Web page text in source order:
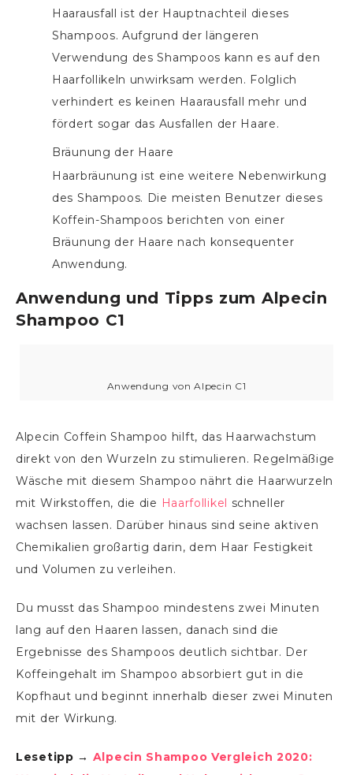
Haarausfall ist der Hauptnachteil dieses
Shampoos. Aufgrund der längeren
Verwendung des Shampoos kann es auf den
Haarfollikeln unwirksam werden. Folglich
verhindert es keinen Haarausfall mehr und
fördert sogar das Ausfallen der Haare.
Bräunung der Haare
Haarbräunung ist eine weitere Nebenwirkung
des Shampoos. Die meisten Benutzer dieses
Koffein-Shampoos berichten von einer
Bräunung der Haare nach konsequenter
Anwendung.
Anwendung und Tipps zum Alpecin
Shampoo C1
Anwendung von Alpecin C1
Alpecin Coffein Shampoo hilft, das Haarwachstum
direkt von den Wurzeln zu stimulieren. Regelmäßige
Wäsche mit diesem Shampoo nährt die Haarwurzeln
mit Wirkstoffen, die die Haarfollikel schneller
wachsen lassen. Darüber hinaus sind seine aktiven
Chemikalien großartig darin, dem Haar Festigkeit
und Volumen zu verleihen.
Du musst das Shampoo mindestens zwei Minuten
lang auf den Haaren lassen, danach sind die
Ergebnisse des Shampoos deutlich sichtbar. Der
Koffeingehalt im Shampoo absorbiert gut in die
Kopfhaut und beginnt innerhalb dieser zwei Minuten
mit der Wirkung.
Lesetipp → Alpecin Shampoo Vergleich 2020: